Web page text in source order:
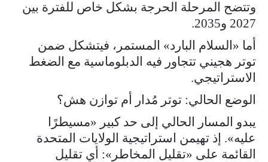
وتتضح المرحلة الحرجة بشكل خاص للفترة بين
2027 و2035.
أما «السلام البارد» المستمر، فيتشكل ضمن
توتر هجيني تتجاور فيه الدبلوماسية مع الضغط
الاستراتيجي.
الوضع الحالي: توتر مُدار أم توازن هش؟
يبدو المسار الحالي إلى حد كبير «مسيطرًا
عليه». إذ تهيمن استراتيجية الولايات المتحدة
القائمة على «تقليل المخاطر»: أي تقليل